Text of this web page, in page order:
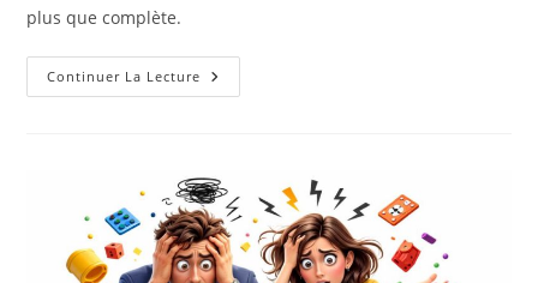
plus que complète.
Continuer La Lecture Les
Jeux
Réseaux
Sociaux
Offline
?